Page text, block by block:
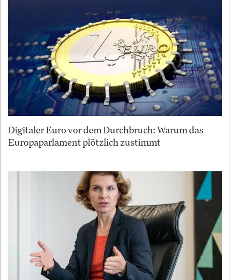
Digitaler Euro vor dem Durchbruch: Warum das
Europaparlament plötzlich zustimmt